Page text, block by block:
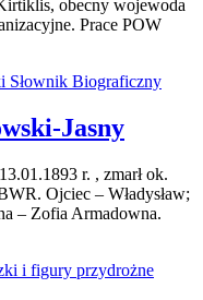
obecny wojewoda
Prace POW
Słownik Biograficzny
Jasny
r. , zmarł ok.
Ojciec – Władysław;
– Zofia Armadowna.
i figury przydrożne